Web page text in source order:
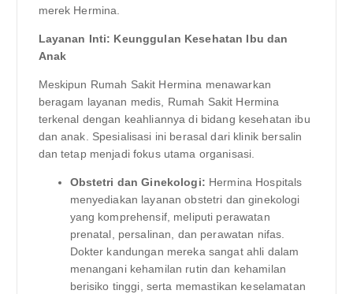
merek Hermina.
Layanan Inti: Keunggulan Kesehatan Ibu dan
Anak
Meskipun Rumah Sakit Hermina menawarkan
beragam layanan medis, Rumah Sakit Hermina
terkenal dengan keahliannya di bidang kesehatan ibu
dan anak. Spesialisasi ini berasal dari klinik bersalin
dan tetap menjadi fokus utama organisasi.
Obstetri dan Ginekologi: Hermina Hospitals
menyediakan layanan obstetri dan ginekologi
yang komprehensif, meliputi perawatan
prenatal, persalinan, dan perawatan nifas.
Dokter kandungan mereka sangat ahli dalam
menangani kehamilan rutin dan kehamilan
berisiko tinggi, serta memastikan keselamatan